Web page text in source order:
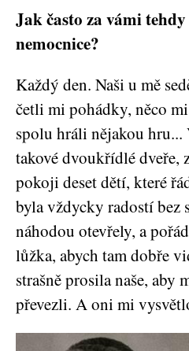
Jak často za vámi
nemocnice?
Každý den. Naši u mě
četli mi pohádky, něco
spolu hráli nějakou
takové dvoukřídlé dveře,
pokoji deset dětí, které
byla vždycky radostí bez
náhodou otevřely, a
lůžka, abych tam dobře
strašně prosila naše, aby
převezli. A oni mi